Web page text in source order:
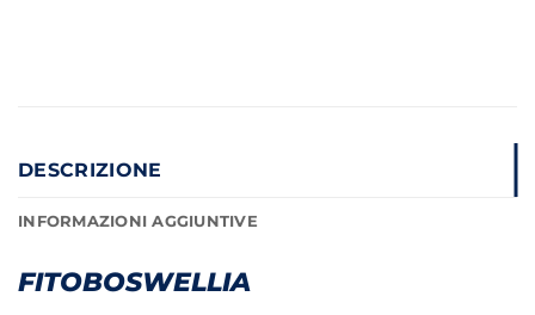
DESCRIZIONE
INFORMAZIONI AGGIUNTIVE
FITOBOSWELLIA